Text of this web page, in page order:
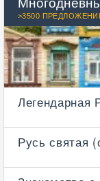
>3500
Легендарная
Русь святая